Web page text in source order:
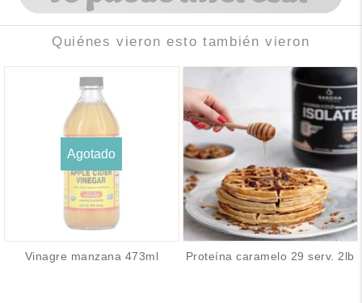
Quiénes vieron esto también vieron
Agotado
Vinagre manzana 473ml Proteína caramelo 29 serv. 2lb